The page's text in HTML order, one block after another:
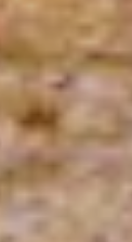
inscrivant à